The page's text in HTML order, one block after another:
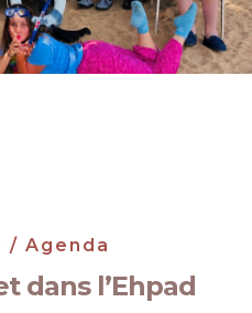
Agenda
dans l’Ehpad